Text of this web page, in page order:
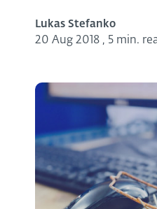
Lukas Stefanko
20 Aug 2018 , 5 min.